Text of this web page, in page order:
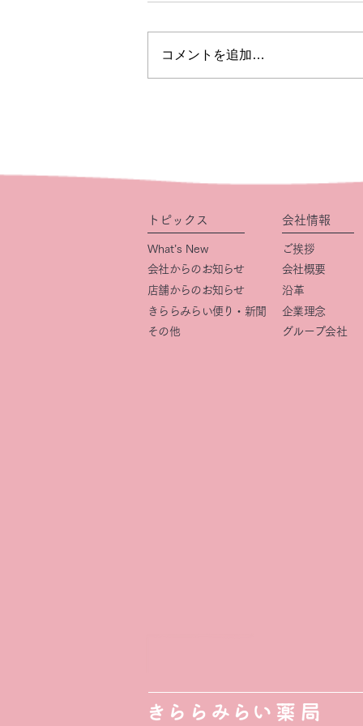
コメントを追加…
トピックス
What’s New
会社からのお知らせ
店舗からのお知らせ
きららみらい便り・新聞
その他
会社情報
ご挨拶
会社概要
​沿革
企業理念
グループ会社